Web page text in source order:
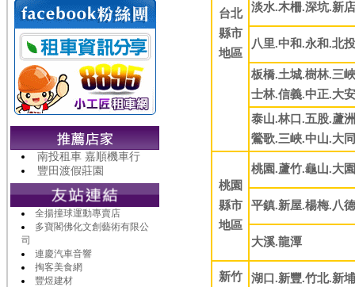
南投租車 嘉順機車行
豐田渡假莊園
全揚撞球運動專賣店
多寶閣佛化文創藝術有限公
司
連慶汽車音響
掏客美食網
豐煜建材
台北
縣市
地區
淡水.木柵.深坑.新
八里.中和.永和.北
板橋.土城.樹林.三
士林.信義.中正.大
泰山.林口.五股.蘆
鶯歌.三峽.中山.大
桃園
縣市
地區
桃園.蘆竹.龜山.大
平鎮.新屋.楊梅.八德
大溪.龍潭
新竹
湖口.新豐.竹北.新